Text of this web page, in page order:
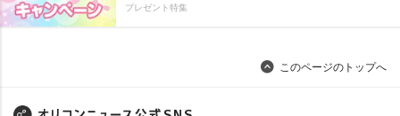
プレゼント特集
このページのトップへ